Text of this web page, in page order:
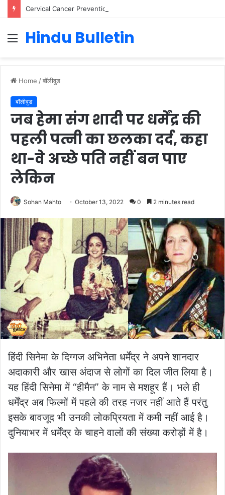
Menu
Hindu Bulletin
Home /बॉलीवुड
बॉलीवुड
जब हेमा संग शादी पर धर्मेंद्र की
पहली पत्नी का छलका दर्द, कहा
था-वे अच्छे पति नहीं बन पाए
लेकिन
Sohan Mahto October 13, 2022 0 2 minutes read
हिंदी सिनेमा के दिग्गज अभिनेता धर्मेंद्र ने अपने शानदार
अदाकारी और खास अंदाज से लोगों का दिल जीत लिया है।
यह हिंदी सिनेमा में “हीमैन” के नाम से मशहूर हैं। भले ही
धर्मेंद्र अब फिल्मों में पहले की तरह नजर नहीं आते हैं परंतु
इसके बावजूद भी उनकी लोकप्रियता में कमी नहीं आई है।
दुनियाभर में धर्मेंद्र के चाहने वालों की संख्या करोड़ों में है।